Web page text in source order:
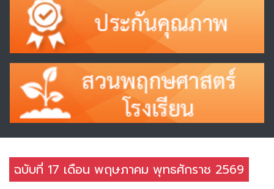
ฉบับที่ 17 เดือน พฤษภาคม พุทธศักราช 2569